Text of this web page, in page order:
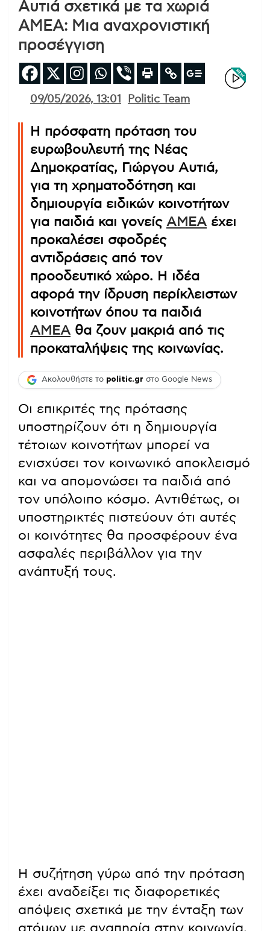
Αυτιά σχετικά με τα χωριά
ΑΜΕΑ: Μια αναχρονιστική
προσέγγιση
09/05/2026, 13:01 Politic Team
Η πρόσφατη πρόταση του
ευρωβουλευτή της Νέας
Δημοκρατίας, Γιώργου Αυτιά,
για τη χρηματοδότηση και
δημιουργία ειδικών κοινοτήτων
για παιδιά και γονείς ΑΜΕΑ έχει
προκαλέσει σφοδρές
αντιδράσεις από τον
προοδευτικό χώρο. Η ιδέα
αφορά την ίδρυση περίκλειστων
κοινοτήτων όπου τα παιδιά
ΑΜΕΑ θα ζουν μακριά από τις
προκαταλήψεις της κοινωνίας.
Ακολουθήστε το politic.gr στο Google News
Οι επικριτές της πρότασης
υποστηρίζουν ότι η δημιουργία
τέτοιων κοινοτήτων μπορεί να
ενισχύσει τον κοινωνικό αποκλεισμό
και να απομονώσει τα παιδιά από
τον υπόλοιπο κόσμο. Αντιθέτως, οι
υποστηρικτές πιστεύουν ότι αυτές
οι κοινότητες θα προσφέρουν ένα
ασφαλές περιβάλλον για την
ανάπτυξή τους.
Η συζήτηση γύρω από την πρόταση
έχει αναδείξει τις διαφορετικές
απόψεις σχετικά με την ένταξη των
ατόμων με αναπηρία στην κοινωνία.